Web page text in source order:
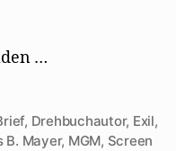
…
, Drehbuchautor, Exil,
B. Mayer, MGM, Screen